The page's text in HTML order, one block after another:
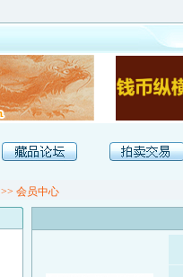
>> 会员中心